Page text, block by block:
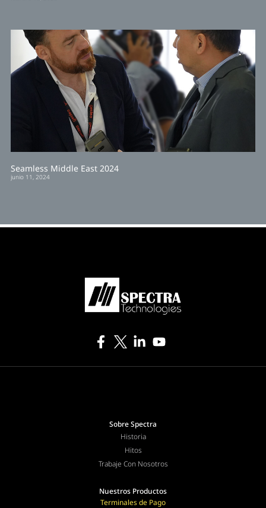
Seamless Middle East 2024
junio 11, 2024
Sobre Spectra
Historia
Hitos
Trabaje Con Nosotros
Nuestros Productos
Terminales de Pago